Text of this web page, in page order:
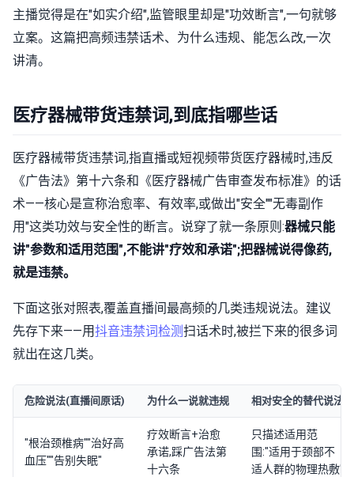
主播觉得是在"如实介绍",监管眼里却是"功效断言",一句就够
立案。这篇把高频违禁话术、为什么违规、能怎么改,一次
讲清。
医疗器械带货违禁词,到底指哪些话
医疗器械带货违禁词,指直播或短视频带货医疗器械时,违反
《广告法》第十六条和《医疗器械广告审查发布标准》的话
术——核心是宣称治愈率、有效率,或做出"安全""无毒副作
用"这类功效与安全性的断言。说穿了就一条原则:器械只能
讲"参数和适用范围",不能讲"疗效和承诺";把器械说得像药,
就是违禁。
下面这张对照表,覆盖直播间最高频的几类违规说法。建议
先存下来——用抖音违禁词检测扫话术时,被拦下来的很多词
就出在这几类。
危险说法(直播间原话) 为什么一说就违规 相对安全的替代说法
"根治颈椎病""治好高
血压""告别失眠"
疗效断言+治愈
承诺,踩广告法第
十六条
只描述适用范
围:"适用于颈部不
适人群的物理热敷"